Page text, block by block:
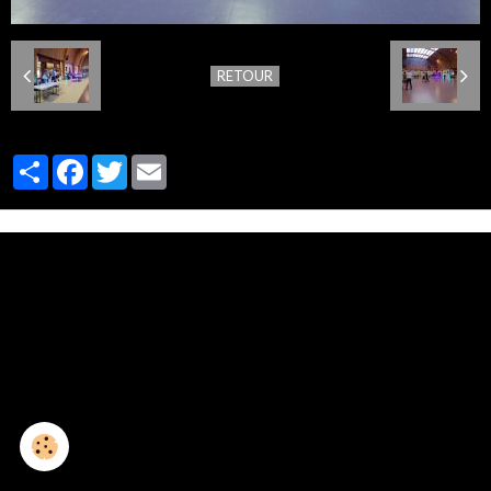
RETOUR
PartagerFacebook
Twitter